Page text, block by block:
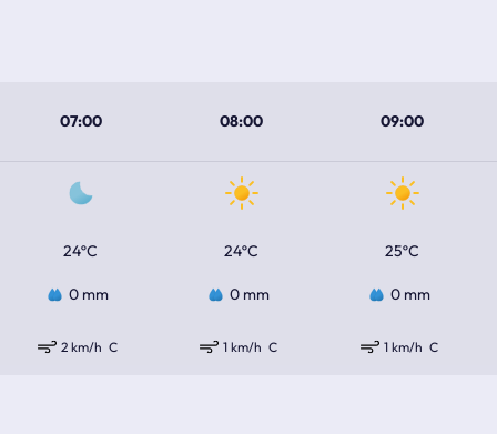
07:00 08:00 09:00
24ºC 24ºC 25ºC
0 mm 0 mm 0 mm
2 km/h C 1 km/h C 1 km/h C